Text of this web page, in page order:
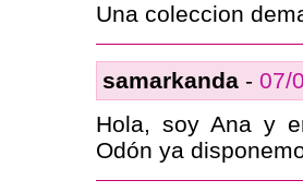
Una coleccion
samarkanda - 07/
Hola, soy Ana y
Odón ya